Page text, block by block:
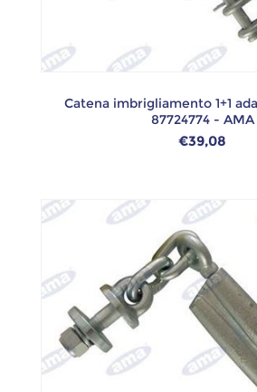
Catena imbrigliamento 1+1
87724774 - AMA
€39,08